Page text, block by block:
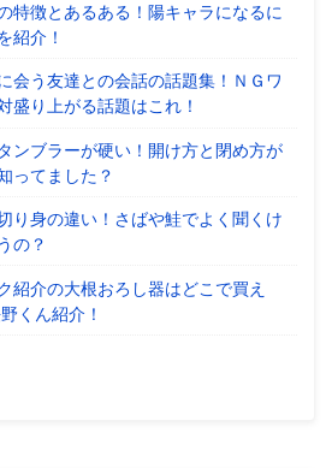
特徴とあるある！陽キャラになるに
紹介！
会う友達との会話の話題集！ＮＧワ
盛り上がる話題はこれ！
ンブラーが硬い！開け方と閉め方が
ってました？
り身の違い！さばや鮭でよく聞くけ
の？
紹介の大根おろし器はどこで買え
くん紹介！